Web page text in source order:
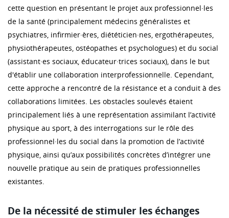
cette question en présentant le projet aux professionnel·les
de la santé (principalement médecins généralistes et
psychiatres, infirmier·ères, diététicien·nes, ergothérapeutes,
physiothérapeutes, ostéopathes et psychologues) et du social
(assistant·es sociaux, éducateur·trices sociaux), dans le but
d'établir une collaboration interprofessionnelle. Cependant,
cette approche a rencontré de la résistance et a conduit à des
collaborations limitées. Les obstacles soulevés étaient
principalement liés à une représentation assimilant l’activité
physique au sport, à des interrogations sur le rôle des
professionnel·les du social dans la promotion de l’activité
physique, ainsi qu’aux possibilités concrètes d’intégrer une
nouvelle pratique au sein de pratiques professionnelles
existantes.
De la nécessité de stimuler les échanges